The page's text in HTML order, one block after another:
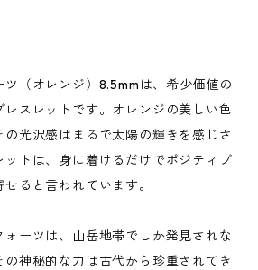
（オレンジ）8.5mmは、希少価値の
スレットです。オレンジの美しい色
光沢感はまるで太陽の輝きを感じさ
ットは、身に着けるだけでポジティブ
ると言われています。
ォーツは、山岳地帯でしか発見されな
の神秘的な力は古代から珍重されてき